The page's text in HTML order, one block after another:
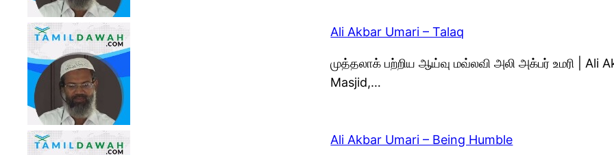
Ali Akbar Umari – Talaq
முத்தலாக் பற்றிய ஆய்வு மவ்லவி அலி அக்பர் உமரி | Ali
Masjid,…
Ali Akbar Umari – Being Humble